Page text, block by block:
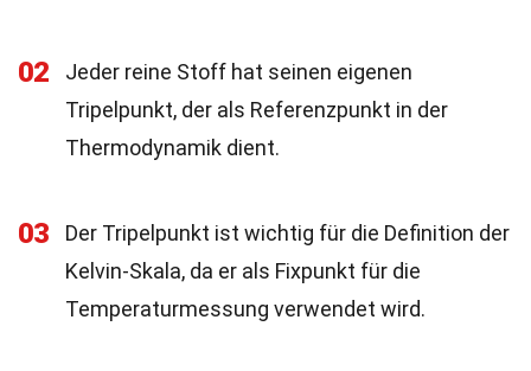
02
Jeder reine Stoff hat seinen eigenen
Tripelpunkt, der als Referenzpunkt in der
Thermodynamik dient.
03
Der Tripelpunkt ist wichtig für die Definition der
Kelvin-Skala, da er als Fixpunkt für die
Temperaturmessung verwendet wird.